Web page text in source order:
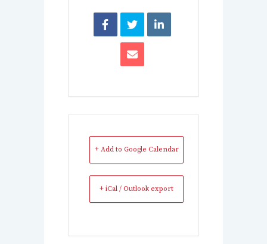
+ Add to Google Calendar
+ iCal / Outlook export